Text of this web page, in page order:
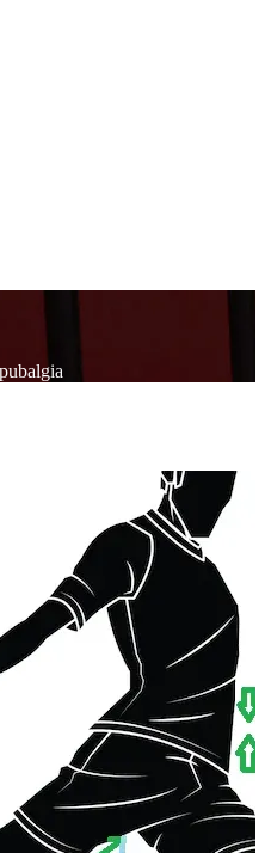
pubalgia